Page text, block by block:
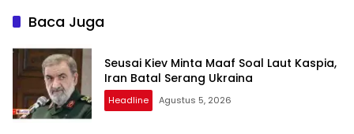
Baca Juga
Seusai Kiev Minta Maaf Soal Laut Kaspia,
Iran Batal Serang Ukraina
Headline Agustus 5, 2026